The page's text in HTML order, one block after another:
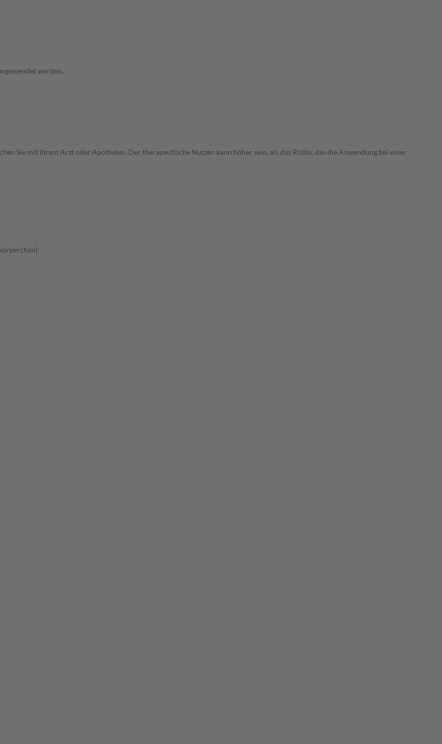
werden.
Sie mit Ihrem Arzt oder Apotheker. Der therapeutische Nutzen kann höher sein, als das Risiko, das die Anwendung bei einer